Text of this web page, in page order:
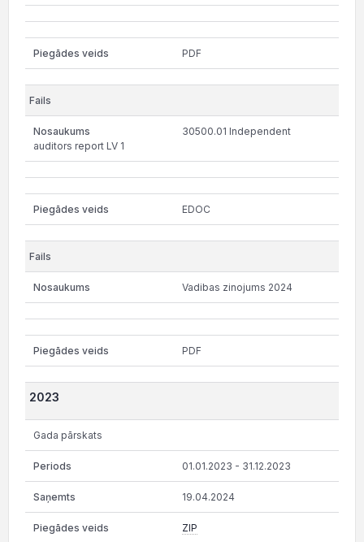
PDF
30500.01 Independent
auditors report LV 1
EDOC
Vadibas zinojums 2024
PDF
2023
Gada pārskats
01.01.2023 - 31.12.2023
19.04.2024
ZIP